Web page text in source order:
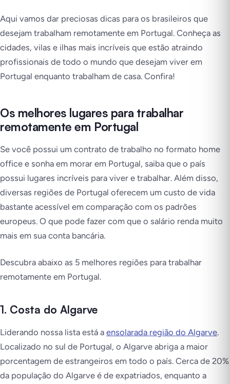
Aqui vamos dar preciosas dicas para os brasileiros que
desejam trabalham remotamente em Portugal. Conheça as
cidades, vilas e ilhas mais incríveis que estão atraindo
profissionais de todo o mundo que desejam viver em
Portugal enquanto trabalham de casa. Confira!
Os melhores lugares para trabalhar
remotamente em Portugal
Se você possui um contrato de trabalho no formato home
office e sonha em morar em Portugal, saiba que o país
possui lugares incríveis para viver e trabalhar. Além disso,
diversas regiões de Portugal oferecem um custo de vida
bastante acessível em comparação com os padrões
europeus. O que pode fazer com que o salário renda muito
mais em sua conta bancária.
Descubra abaixo as 5 melhores regiões para trabalhar
remotamente em Portugal.
1. Costa do Algarve
Liderando nossa lista está a ensolarada região do Algarve.
Localizado no sul de Portugal, o Algarve abriga a maior
porcentagem de estrangeiros em todo o país. Cerca de 20%
da população do Algarve é de expatriados, enquanto a